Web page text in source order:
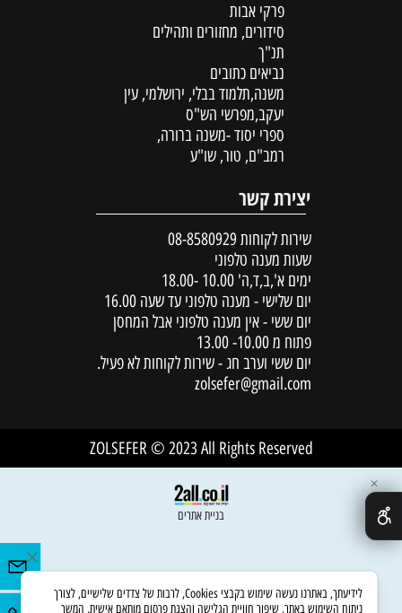
פרקי אבות
סידורים, מחזורים ותהילים
תנ"ך
נביאים כתובים
משנה,תלמוד בבלי, ירושלמי, עין
יעקב,מפרשי הש"ס
ספרי יסוד -משנה ברורה,
רמב"ם, טור, שו"ע
יצירת קשר
שירות לקוחות 08-8580929
שעות מענה טלפוני
ימים א',ב,ד,ה' 10.00 -18.00
יום שלישי - מענה טלפוני עד שעה 16.00
יום ששי - אין מענה טלפוני אבל המחסן
פתוח מ 10.00- 13.00
יום ששי וערב חג - שירות לקוחות לא פעיל.
zolsefer@gmail.com
ZOLSEFER © 2023 All Rights Reserved
בניית אתרים
✕
לידיעתך, באתרנו נעשה שימוש בקבצי Cookies, לרבות של צדדים שלישיים, לצורך
ניתוח השימוש באתר, שיפור חוויית הגלישה והצגת פרסום מותאם אישית. המשך